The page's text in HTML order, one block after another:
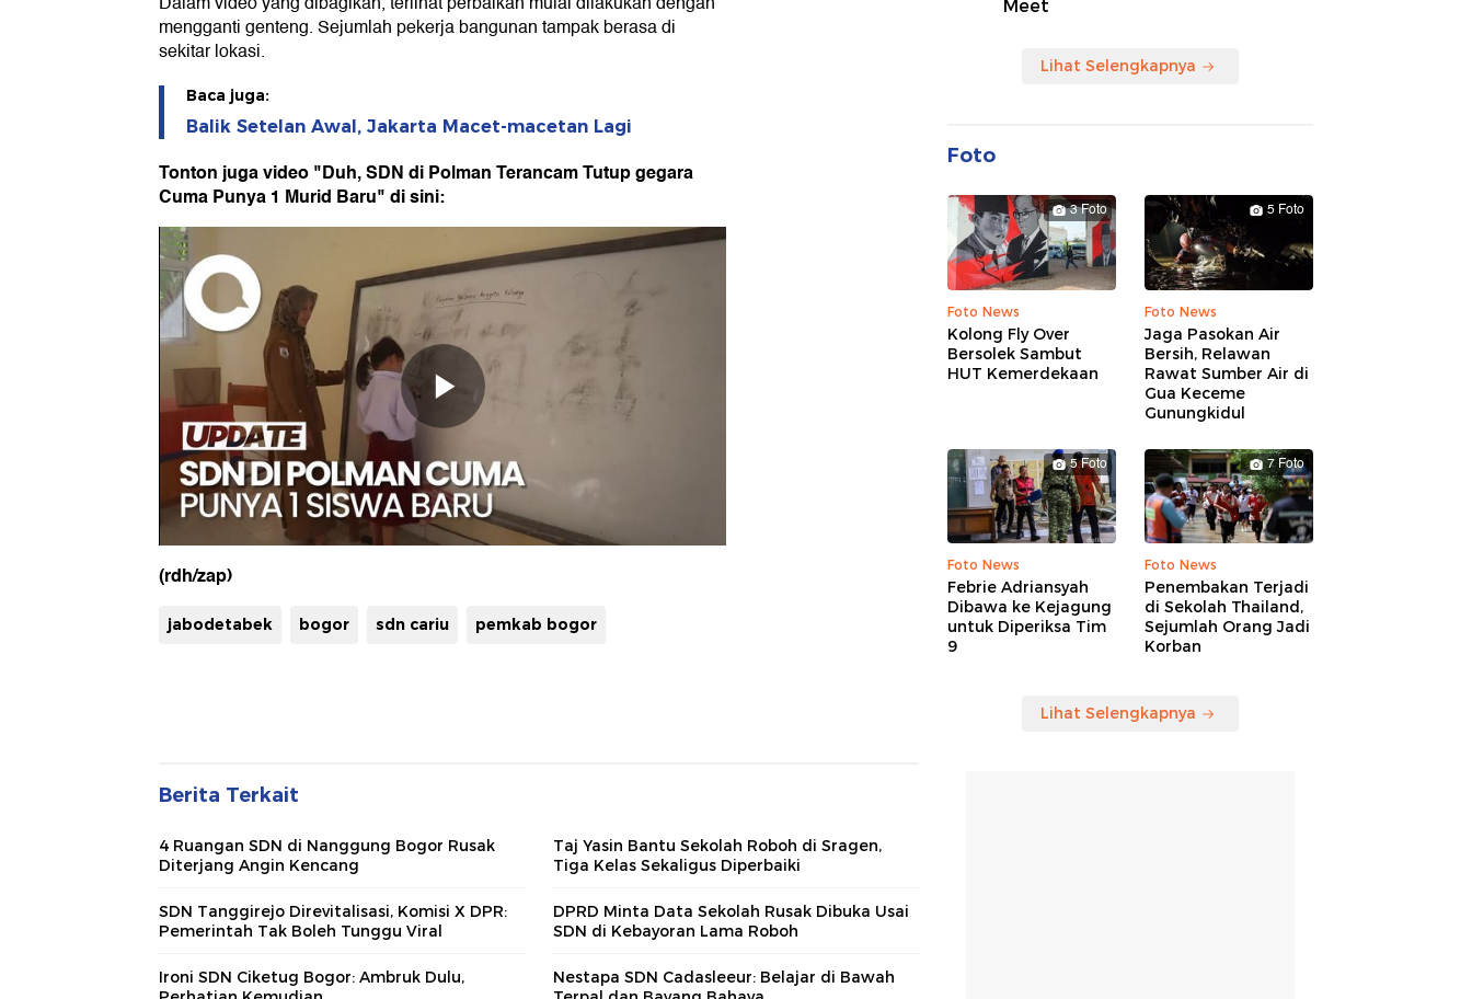
mengganti genteng. Sejumlah pekerja bangunan tampak berasa di
sekitar lokasi.
Baca juga:
Balik Setelan Awal, Jakarta Macet-macetan Lagi
Tonton juga video "Duh, SDN di Polman Terancam Tutup gegara
Cuma Punya 1 Murid Baru" di sini:
(rdh/zap)
jabodetabek bogor sdn cariu pemkab bogor
Berita Terkait
4 Ruangan SDN di Nanggung Bogor Rusak
Diterjang Angin Kencang
Taj Yasin Bantu Sekolah Roboh di Sragen,
Tiga Kelas Sekaligus Diperbaiki
SDN Tanggirejo Direvitalisasi, Komisi X DPR:
Pemerintah Tak Boleh Tunggu Viral
DPRD Minta Data Sekolah Rusak Dibuka Usai
SDN di Kebayoran Lama Roboh
Ironi SDN Ciketug Bogor: Ambruk Dulu,
Nestapa SDN Cadasleeur: Belajar di Bawah
Meet
Lihat Selengkapnya
Foto
3 Foto
Foto News
Kolong Fly Over
Bersolek Sambut
HUT Kemerdekaan
5 Foto
Foto News
Jaga Pasokan Air
Bersih, Relawan
Rawat Sumber Air di
Gua Keceme
Gunungkidul
5 Foto
Foto News
Febrie Adriansyah
Dibawa ke Kejagung
untuk Diperiksa Tim
9
7 Foto
Foto News
Penembakan Terjadi
di Sekolah Thailand,
Sejumlah Orang Jadi
Korban
Lihat Selengkapnya